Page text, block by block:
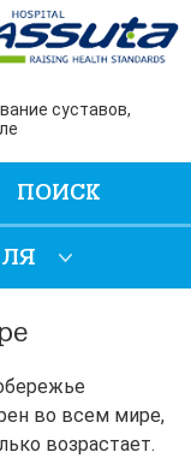
суставов,
ПОИСК
во всем мире,
возрастает.